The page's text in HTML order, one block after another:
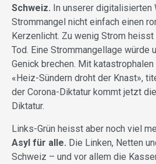
Schweiz. In unserer digitalisierten
Strommangel nicht einfach einen
Kerzenlicht. Zu wenig Strom heisst
Tod. Eine Strommangellage würde
Genick brechen. Mit
«Heiz-Sündern droht der Knast»,
der Corona-Diktatur kommt jetzt
Diktatur.
Links-Grün heisst aber noch viel
Asyl für alle. Die Linken, Netten
Schweiz – und vor allem die